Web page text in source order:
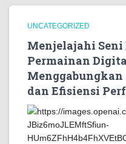
UNCATEGORIZED
Menjelajahi
Permainan
dan Efisiensi